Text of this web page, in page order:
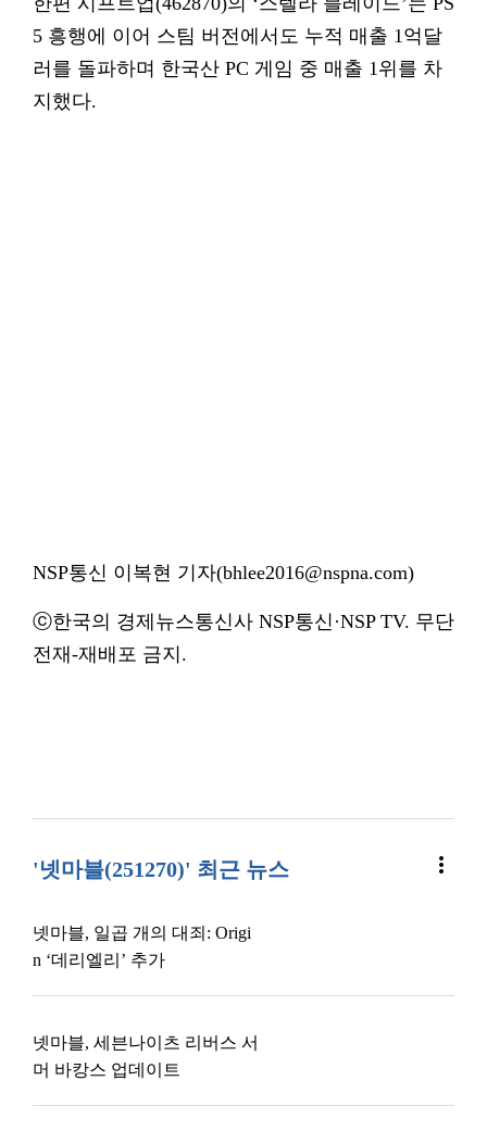
5 흥행에 이어 스팀 버전에서도 누적 매출 1억달
러를 돌파하며 한국산 PC 게임 중 매출 1위를 차
지했다.
NSP통신 이복현 기자(bhlee2016@nspna.com)
ⓒ한국의 경제뉴스통신사 NSP통신·NSP TV. 무단
전재-재배포 금지.
'넷마블(251270)' 최근 뉴스 more_vert
넷마블, 일곱 개의 대죄: Origi
n ‘데리엘리’ 추가
넷마블, 세븐나이츠 리버스 서
머 바캉스 업데이트